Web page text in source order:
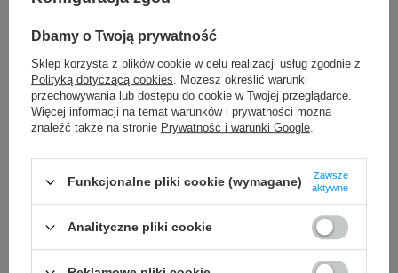
e-mail: gspr@ptmb.pl
Kompatybilne urządzenia
DYMO Junior DYMO OMEGA
Kupowane razem
Dbamy o Twoją prywatność
Sklep korzysta z plików cookie w celu realizacji usług zgodnie z
Polityką dotyczącą cookies. Możesz określić warunki
przechowywania lub dostępu do cookie w Twojej przeglądarce.
Więcej informacji na temat warunków i prywatności można
znaleźć także na stronie Prywatność i warunki Google.
Funkcjonalne pliki cookie (wymagane)
Zawsze
aktywne
Analityczne pliki cookie